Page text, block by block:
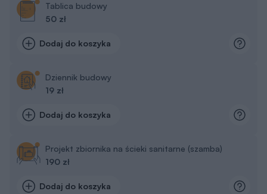
Tablica budowy
50 zł
Dodaj do koszyka
Dziennik budowy
19 zł
Dodaj do koszyka
Projekt zbiornika na ścieki sanitarne (szamba)
190 zł
Dodaj do koszyka